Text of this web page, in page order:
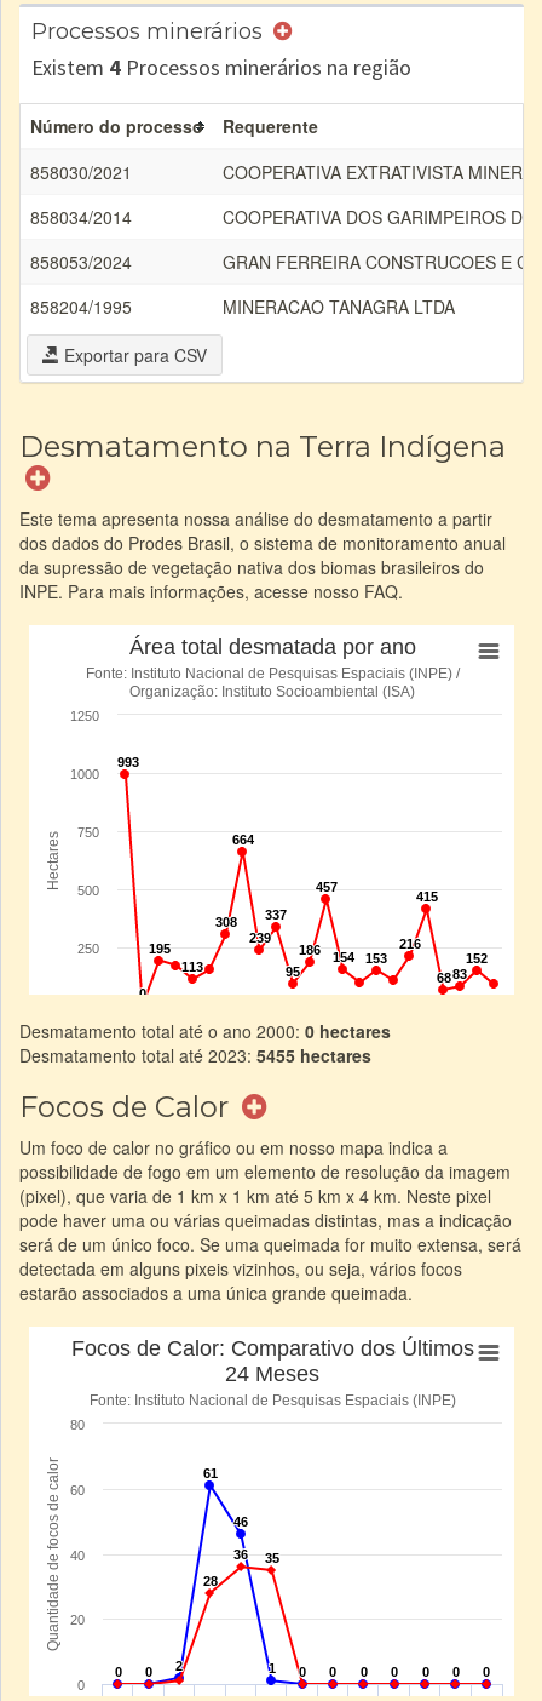
Processos minerários
Existem 4 Processos minerários na região
Número do processo
Requerente
858030/2021
COOPERATIVA EXTRATIVISTA
858034/2014
COOPERATIVA DOS GARIMPEIROS
858053/2024
GRAN FERREIRA CONSTRUCOES E
858204/1995
MINERACAO TANAGRA LTDA
Exportar para CSV
Desmatamento na Terra Indígena
Este tema apresenta nossa análise do desmatamento a partir
dos dados do Prodes Brasil, o sistema de monitoramento anual
da supressão de vegetação nativa dos biomas brasileiros do
INPE. Para mais informações, acesse nosso FAQ.
Desmatamento total até o ano 2000: 0 hectares
Desmatamento total até 2023: 5455 hectares
Focos de Calor
Um foco de calor no gráfico ou em nosso mapa indica a
possibilidade de fogo em um elemento de resolução da imagem
(pixel), que varia de 1 km x 1 km até 5 km x 4 km. Neste pixel
pode haver uma ou várias queimadas distintas, mas a indicação
será de um único foco. Se uma queimada for muito extensa, será
detectada em alguns pixeis vizinhos, ou seja, vários focos
estarão associados a uma única grande queimada.